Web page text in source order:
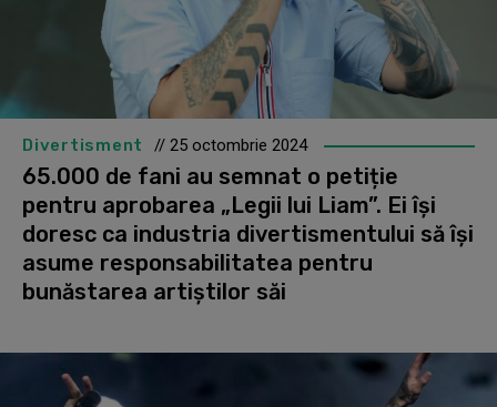
Divertisment // 25 octombrie 2024
65.000 de fani au semnat o petiție
pentru aprobarea „Legii lui Liam”. Ei își
doresc ca industria divertismentului să își
asume responsabilitatea pentru
bunăstarea artiștilor săi